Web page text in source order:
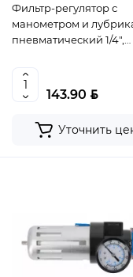
Фильтр-регулятор с
манометром и
пневматический 1/4″,
HT4R875
143.90 BYN
Уточнить